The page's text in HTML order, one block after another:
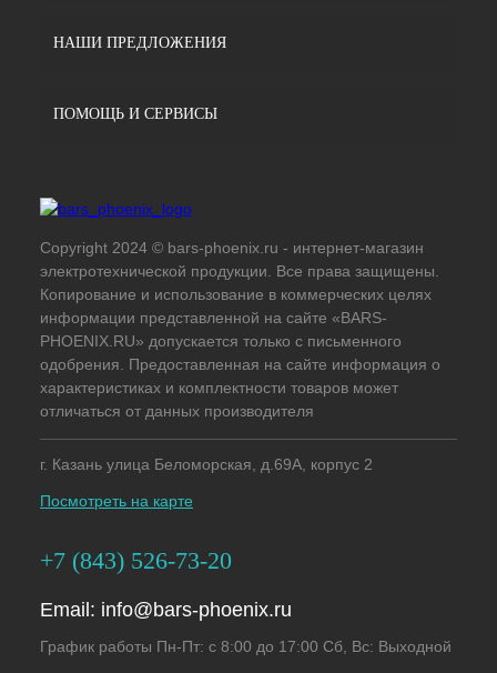
НАШИ ПРЕДЛОЖЕНИЯ
ПОМОЩЬ И СЕРВИСЫ
Copyright 2024 © bars-phoenix.ru - интернет-магазин
электротехнической продукции. Все права защищены.
Копирование и использование в коммерческих целях
информации представленной на сайте «BARS-
PHOENIX.RU» допускается только с письменного
одобрения. Предоставленная на сайте информация о
характеристиках и комплектности товаров может
отличаться от данных производителя
г. Казань улица Беломорская, д.69А, корпус 2
Посмотреть на карте
+7 (843) 526-73-20
Email: info@bars-phoenix.ru
График работы Пн-Пт: с 8:00 до 17:00 Сб, Вс: Выходной